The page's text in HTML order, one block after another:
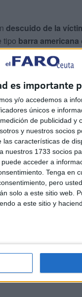
es importante
y/o accedemos a
únicos e
de publicidad y
y nuestros socios
características de
nuestros 1733 socios
acceder a
Tenga en
pero
solo a este sitio web.
a este sitio y
descuido de la
tipo barra americana
consumar la
los hechos
sanitaria.
considerado de